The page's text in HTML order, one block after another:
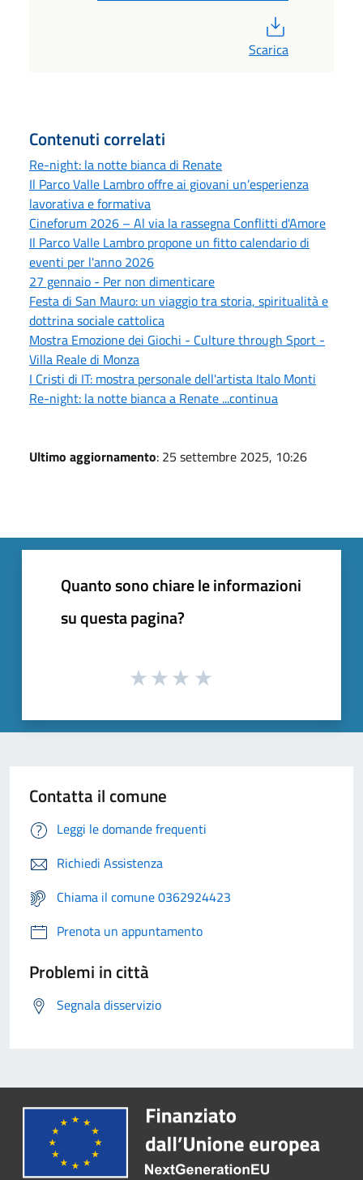
Scarica
Contenuti correlati
Re-night: la notte bianca di Renate
Il Parco Valle Lambro offre ai giovani un’esperienza
lavorativa e formativa
Cineforum 2026 – Al via la rassegna Conflitti d'Amore
Il Parco Valle Lambro propone un fitto calendario di
eventi per l'anno 2026
27 gennaio - Per non dimenticare
Festa di San Mauro: un viaggio tra storia, spiritualità e
dottrina sociale cattolica
Mostra Emozione dei Giochi - Culture through Sport -
Villa Reale di Monza
I Cristi di IT: mostra personale dell'artista Italo Monti
Re-night: la notte bianca a Renate ...continua
Ultimo aggiornamento: 25 settembre 2025, 10:26
Quanto sono chiare le informazioni
su questa pagina?
Contatta il comune
Leggi le domande frequenti
Richiedi Assistenza
Chiama il comune 0362924423
Prenota un appuntamento
Problemi in città
Segnala disservizio